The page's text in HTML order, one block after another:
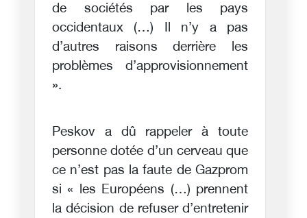
de sociétés par les pays
occidentaux (…) Il n’y a pas
d’autres raisons derrière les
problèmes d’approvisionnement
».
Peskov a dû rappeler à toute
personne dotée d’un cerveau que
ce n’est pas la faute de Gazprom
si « les Européens (…) prennent
la décision de refuser d’entretenir